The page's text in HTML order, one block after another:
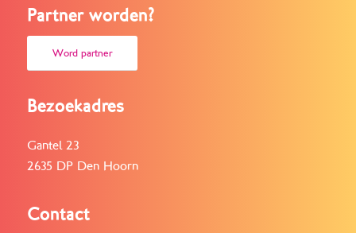
Partner worden?
Word partner
Bezoekadres
Gantel 23
2635 DP Den Hoorn
Contact